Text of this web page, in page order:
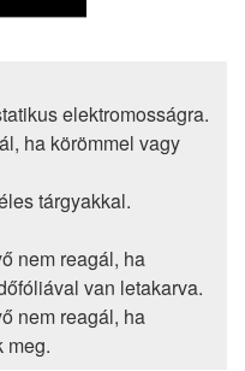
elektromosságra.
ha körömmel vagy
tárgyakkal.
nem reagál, ha
van letakarva.
nem reagál, ha
meg.